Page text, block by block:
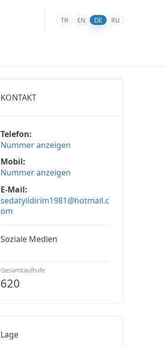
TR EN DE RU
KONTAKT
Telefon
Nummer anzeigen
Mobil
Nummer anzeigen
E-Mail
sedatyildirim1981@hotmail.c
om
Soziale Medien
Gesamtaufrufe
620
Lage